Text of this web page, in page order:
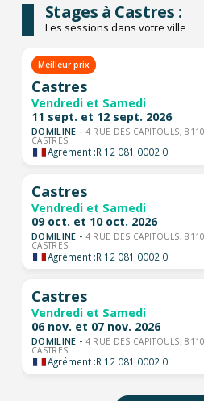
Stages à Castres :
Les sessions dans votre ville
Meilleur prix
Castres
Vendredi et Samedi
11 sept. et 12 sept. 2026
DOMILINE - 4 RUE DES CAPITOULS,
CASTRES
Agrément :R 12 081 0002 0
Castres
Vendredi et Samedi
09 oct. et 10 oct. 2026
DOMILINE - 4 RUE DES CAPITOULS,
CASTRES
Agrément :R 12 081 0002 0
Castres
Vendredi et Samedi
06 nov. et 07 nov. 2026
DOMILINE - 4 RUE DES CAPITOULS,
CASTRES
Agrément :R 12 081 0002 0